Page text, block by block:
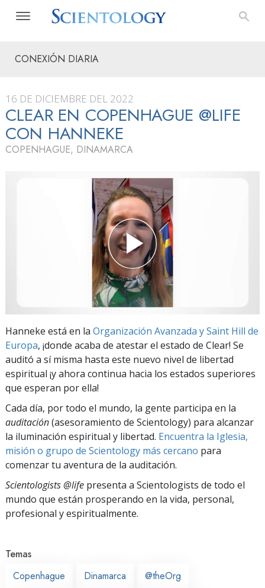
CONEXIÓN DIARIA
16 DE DICIEMBRE DEL 2022
CLEAR EN COPENHAGUE @LIFE
CON HANNEKE
COPENHAGUE, DINAMARCA
Hanneke está en la Organización Avanzada y Saint Hill de
Europa, ¡donde acaba de atestar el estado de Clear! Se
auditó a sí misma hasta este nuevo nivel de libertad
espiritual ¡y ahora continua hacia los estados superiores
que esperan por ella!
Cada día, por todo el mundo, la gente participa en la
auditación(asesoramiento de Scientology) para alcanzar
la iluminación espiritual y libertad. Encuentra la Iglesia,
misión o grupo de Scientology más cercano para
comenzar tu aventura de la auditación.
Scientologists @life presenta a Scientologists de todo el
mundo que están prosperando en la vida, personal,
profesional y espiritualmente.
Temas
Copenhague
Dinamarca @theOrg